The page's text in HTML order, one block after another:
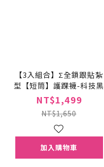
【3入組合】Σ全鎖跟貼紮
型【短筒】護踝襪-科技黑
NT$1,499
NT$1,650
加入購物車